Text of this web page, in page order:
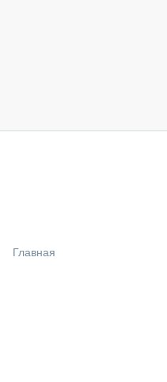
Главная